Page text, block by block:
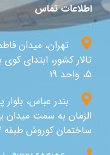
اطلاعات تماس
تهران، میدان
5، واحد 19
بندر عباس،
الزمان به سمت میدان
ساختمان کوروش طبقه 4، واحد 10